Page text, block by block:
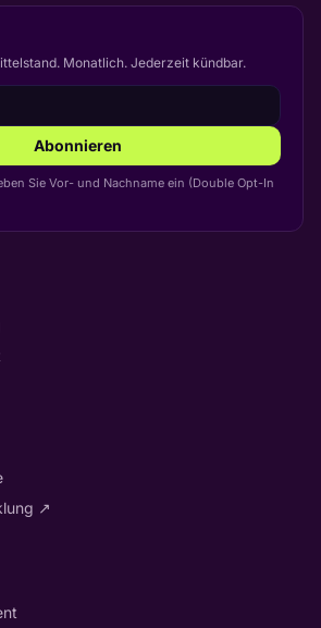
Monatlich. Jederzeit kündbar.
Abonnieren
Sie Vor- und Nachname ein (Double Opt-In
↗